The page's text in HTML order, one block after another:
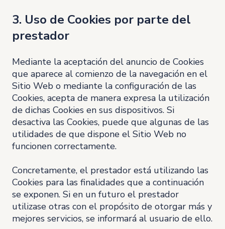
3. Uso de Cookies por parte del
prestador
Mediante la aceptación del anuncio de Cookies
que aparece al comienzo de la navegación en el
Sitio Web o mediante la configuración de las
Cookies, acepta de manera expresa la utilización
de dichas Cookies en sus dispositivos. Si
desactiva las Cookies, puede que algunas de las
utilidades de que dispone el Sitio Web no
funcionen correctamente.
Concretamente, el prestador está utilizando las
Cookies para las finalidades que a continuación
se exponen. Si en un futuro el prestador
utilizase otras con el propósito de otorgar más y
mejores servicios, se informará al usuario de ello.